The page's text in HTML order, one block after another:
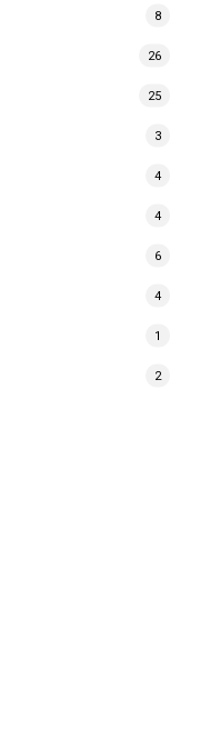
8
26
25
3
4
4
6
4
1
2